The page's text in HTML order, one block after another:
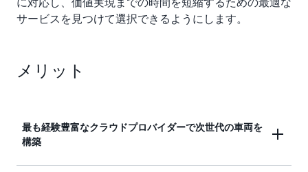
サービスを見つけて選択できるようにします。
メリット
最も経験豊富なクラウドプロバイダーで次世代の車両を
構築